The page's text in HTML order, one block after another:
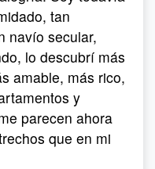
tan
navío secular,
lo descubrí más
amable, más rico,
y
parecen ahora
que en mi